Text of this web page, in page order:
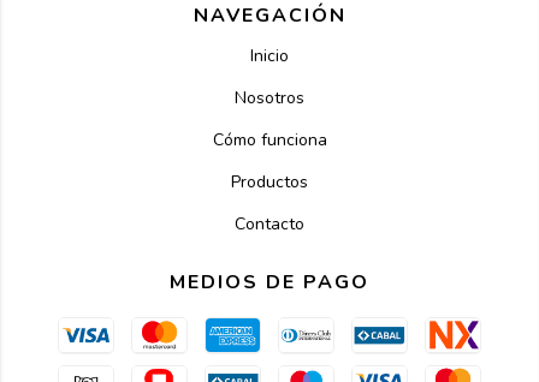
NAVEGACIÓN
Inicio
Nosotros
Cómo funciona
Productos
Contacto
MEDIOS DE PAGO